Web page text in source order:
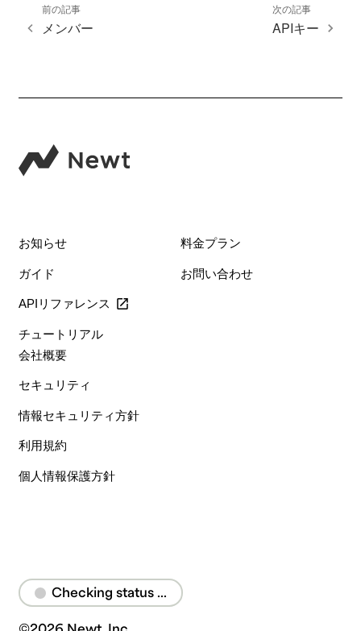
前の記事
メンバー
次の記事
APIキー
お知らせ
ガイド
APIリファレンス
チュートリアル
料金プラン
お問い合わせ
会社概要
セキュリティ
情報セキュリティ方針
利用規約
個人情報保護方針
Checking status ...